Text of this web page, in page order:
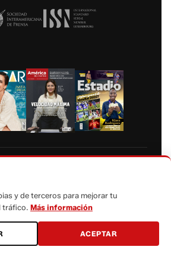
titular, de todos los contenidos de Vistazo.com.
y de terceros para mejorar tu
tráfico. Más información
ACEPTAR